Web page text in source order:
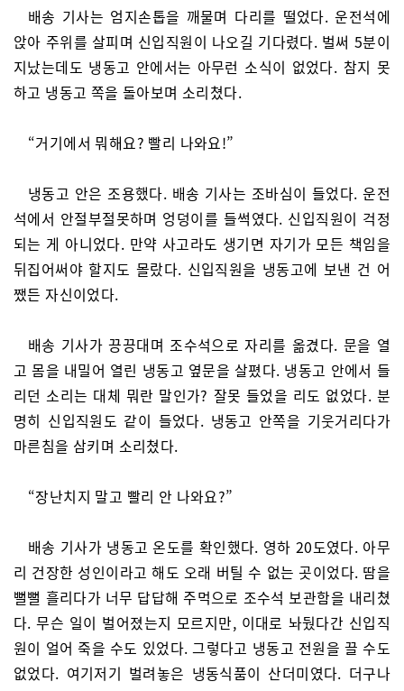
배송 기사는 엄지손톱을 깨물며 다리를 떨었다. 운전석에
앉아 주위를 살피며 신입직원이 나오길 기다렸다. 벌써 5분이
지났는데도 냉동고 안에서는 아무런 소식이 없었다. 참지 못
하고 냉동고 쪽을 돌아보며 소리쳤다.
“거기에서 뭐해요? 빨리 나와요!”
냉동고 안은 조용했다. 배송 기사는 조바심이 들었다. 운전
석에서 안절부절못하며 엉덩이를 들썩였다. 신입직원이 걱정
되는 게 아니었다. 만약 사고라도 생기면 자기가 모든 책임을
뒤집어써야 할지도 몰랐다. 신입직원을 냉동고에 보낸 건 어
쨌든 자신이었다.
배송 기사가 끙끙대며 조수석으로 자리를 옮겼다. 문을 열
고 몸을 내밀어 열린 냉동고 옆문을 살폈다. 냉동고 안에서 들
리던 소리는 대체 뭐란 말인가? 잘못 들었을 리도 없었다. 분
명히 신입직원도 같이 들었다. 냉동고 안쪽을 기웃거리다가
마른침을 삼키며 소리쳤다.
“장난치지 말고 빨리 안 나와요?”
배송 기사가 냉동고 온도를 확인했다. 영하 20도였다. 아무
리 건장한 성인이라고 해도 오래 버틸 수 없는 곳이었다. 땀을
뻘뻘 흘리다가 너무 답답해 주먹으로 조수석 보관함을 내리쳤
다. 무슨 일이 벌어졌는지 모르지만, 이대로 놔뒀다간 신입직
원이 얼어 죽을 수도 있었다. 그렇다고 냉동고 전원을 끌 수도
없었다. 여기저기 벌려놓은 냉동식품이 산더미였다. 더구나